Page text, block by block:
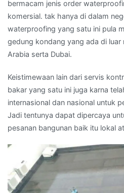
bermacam jenis order
komersial. tak hanya di dalam
waterproofing yang satu ini pula
gedung kondang yang ada di luar
Arabia serta Dubai.
Keistimewaan lain dari servis
bakar yang satu ini juga karna
internasional dan nasional untuk
Jadi tentunya dapat dipercaya
pesanan bangunan baik itu lokal